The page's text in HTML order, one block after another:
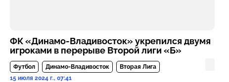
ФК «Динамо-Владивосток» укрепился двумя
игроками в перерыве Второй лиги «Б»
Футбол Динамо-Владивосток
Вторая Лига
15 июля 2024 г., 07:41